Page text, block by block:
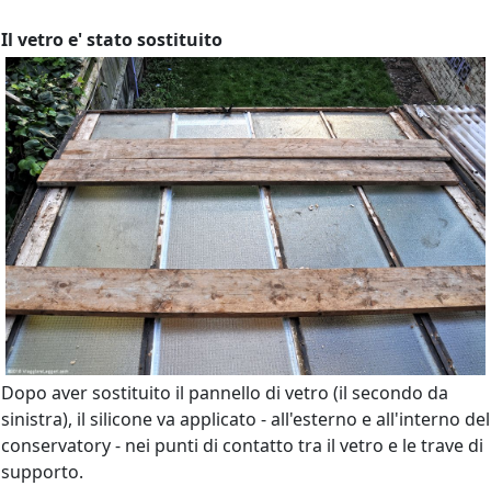
Il vetro e' stato sostituito
Dopo aver sostituito il pannello di vetro (il secondo da
sinistra), il silicone va applicato - all'esterno e all'interno del
conservatory - nei punti di contatto tra il vetro e le trave di
supporto.